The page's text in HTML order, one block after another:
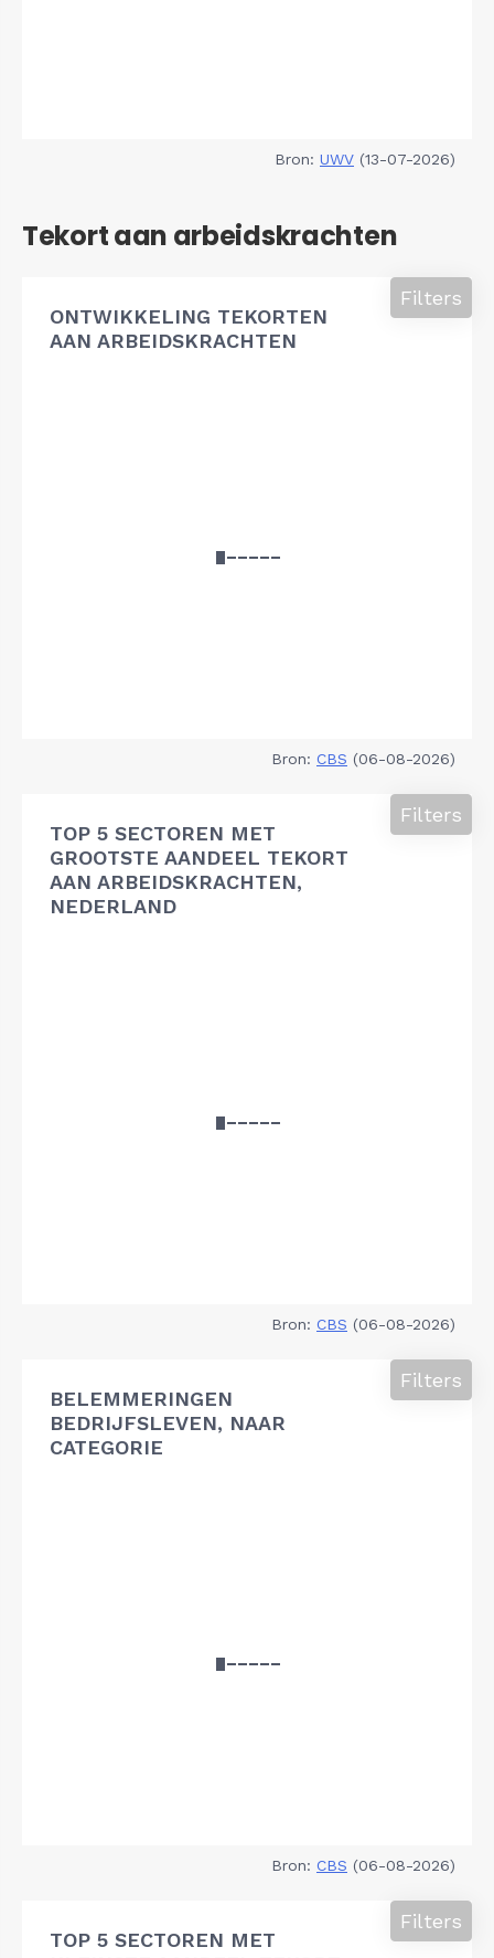
Bron: UWV (13-07-2026)
Tekort aan arbeidskrachten
ONTWIKKELING TEKORTEN
AAN ARBEIDSKRACHTEN
Filters
Bron: CBS (06-08-2026)
TOP 5 SECTOREN MET
GROOTSTE AANDEEL TEKORT
AAN ARBEIDSKRACHTEN,
NEDERLAND
Filters
Bron: CBS (06-08-2026)
BELEMMERINGEN
BEDRIJFSLEVEN, NAAR
CATEGORIE
Filters
Bron: CBS (06-08-2026)
TOP 5 SECTOREN MET
Filters